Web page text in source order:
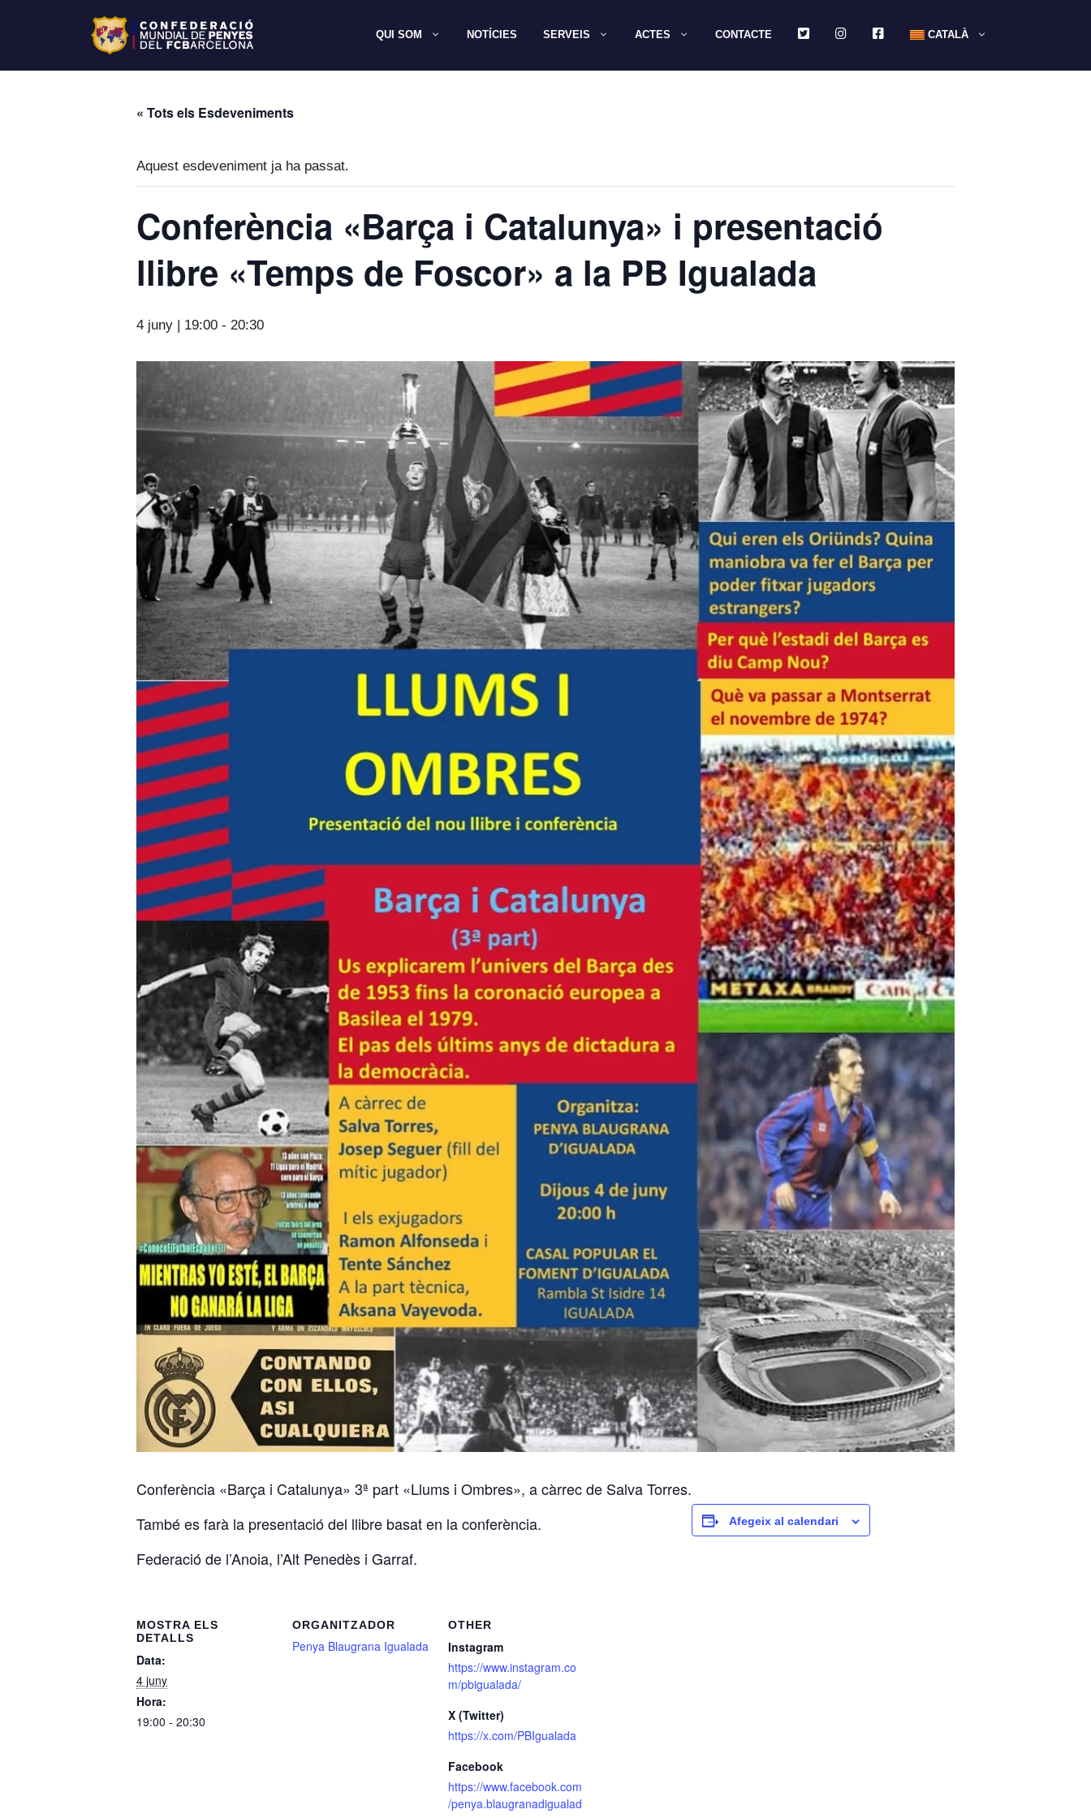
QUI SOM NOTÍCIES SERVEIS ACTES CONTACTE TWITTERINSTAGRAMFACEBOOKCATALÀ
« Tots els Esdeveniments
Aquest esdeveniment ja ha passat.
Conferència «Barça i Catalunya» i presentació
llibre «Temps de Foscor» a la PB Igualada
4 juny | 19:00 - 20:30
Conferència «Barça i Catalunya» 3ª part «Llums i Ombres», a càrrec de Salva Torres.
També es farà la presentació del llibre basat en la conferència.
Federació de l’Anoia, l’Alt Penedès i Garraf.
Afegeix al calendari
MOSTRA ELS
DETALLS
Data:
4 juny
Hora:
19:00 - 20:30
ORGANITZADOR
Penya Blaugrana Igualada
OTHER
Instagram
https://www.instagram.co
m/pbigualada/
X (Twitter)
https://x.com/PBIgualada
Facebook
https://www.facebook.com
/penya.blaugranadigualad